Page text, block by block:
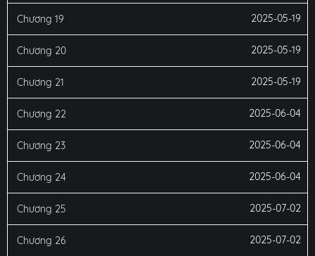
Chương 19 2025-05-19
Chương 20 2025-05-19
Chương 21 2025-05-19
Chương 22 2025-06-04
Chương 23 2025-06-04
Chương 24 2025-06-04
Chương 25 2025-07-02
Chương 26 2025-07-02